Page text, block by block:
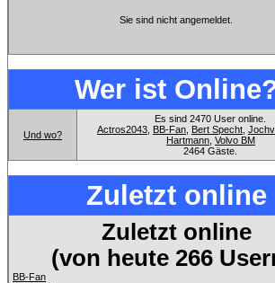
Sie sind nicht angemeldet.
Wer ist
Und wo?
Es sind 2470 User online.
Actros2043 BB-Fan Bert Specht
Hartmann Volvo BM
2464 Gäste.
Zuletzt online
Zuletzt online
(von heute 266
BB-Fan